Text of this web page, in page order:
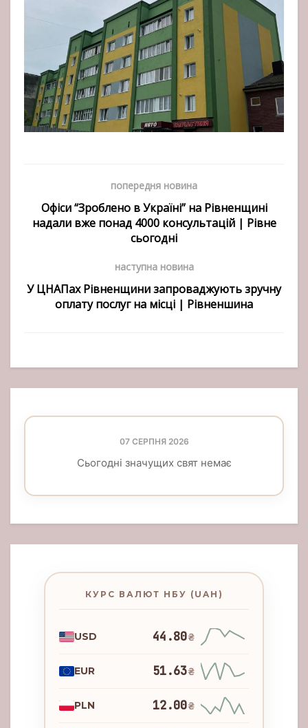
попередня новина
Офіси “Зроблено в Україні” на Рівненщині
надали вже понад 4000 консультацій | Рівне
сьогодні
наступна новина
У ЦНАПах Рівненщини запроваджують зручну
оплату послуг на місці | Рівненшина
07 СЕРПНЯ 2026
Сьогодні значущих свят немає
КУРС ВАЛЮТ НБУ (UAH)
USD 44.80₴
EUR 51.63₴
PLN 12.00₴